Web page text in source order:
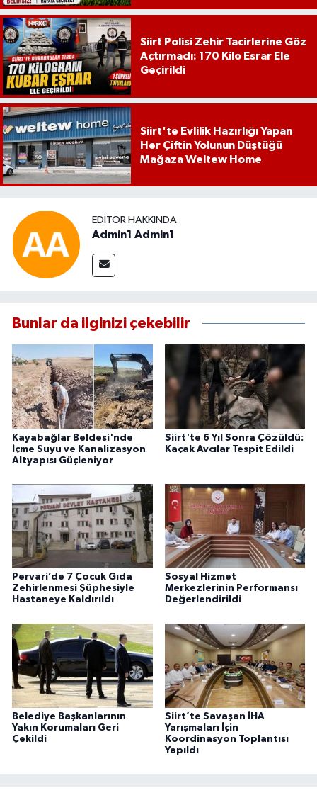
Siirt Polisi Zehir Tacirlerine Göz
Açtırmadı: 170 Kilo Esrar Ele
Geçirildi
Siirt'te Evlilik Hazırlığı Yapan
Her Çiftin Yolunun Düştüğü
Mağaza Weltew Home
EDITÖR HAKKINDA
Admin1 Admin1
Bunlar da ilginizi çekebilir
Kayabağlar Beldesi'nde
İçme Suyu ve Kanalizasyon
Altyapısı Güçleniyor
Siirt'te 6 Yıl Sonra Çözüldü:
Kaçak Avcılar Tespit Edildi
Pervari’de 7 Çocuk Gıda
Zehirlenmesi Şüphesiyle
Hastaneye Kaldırıldı
Sosyal Hizmet
Merkezlerinin Performansı
Değerlendirildi
Belediye Başkanlarının
Yakın Korumaları Geri
Çekildi
Siirt’te Savaşan İHA
Yarışmaları İçin
Koordinasyon Toplantısı
Yapıldı